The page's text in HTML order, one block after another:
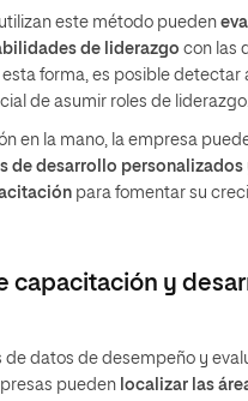
este método pueden
de liderazgo con las
forma, es posible detectar
de asumir roles de liderazgo.
en la mano, la empresa
de desarrollo personalizados
para fomentar su
capacitación y
de datos de desempeño y
pueden localizar las